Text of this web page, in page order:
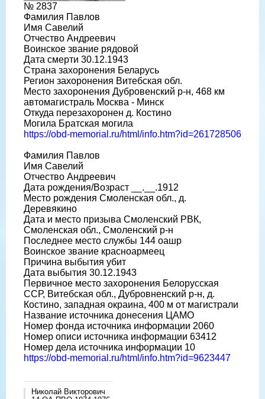
№ 2837
Фамилия Павлов
Имя Савелий
Отчество Андреевич
Воинское звание рядовой
Дата смерти 30.12.1943
Страна захоронения Беларусь
Регион захоронения Витебская обл.
Место захоронения Дубровенский р-н, 468 км
автомагистраль Москва - Минск
Откуда перезахоронен д. Костино
Могила Братская могила
https://obd-memorial.ru/html/info.htm?id=261728506
Фамилия Павлов
Имя Савелий
Отчество Андреевич
Дата рождения/Возраст __.__.1912
Место рождения Смоленская обл., д.
Деревякино
Дата и место призыва Смоленский РВК,
Смоленская обл., Смоленский р-н
Последнее место службы 144 оашр
Воинское звание красноармеец
Причина выбытия убит
Дата выбытия 30.12.1943
Первичное место захоронения Белорусская
ССР, Витебская обл., Дубровненский р-н, д.
Костино, западная окраина, 400 м от магистрали
Название источника донесения ЦАМО
Номер фонда источника информации 2060
Номер описи источника информации 63412
Номер дела источника информации 10
https://obd-memorial.ru/html/info.htm?id=9623447
Николай Викторович